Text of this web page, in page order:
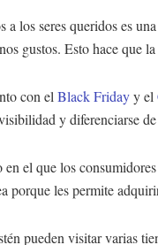
a los seres queridos es
gustos. Esto hace que
con elBlack Fridayy el
y diferenciarse
en el que los
porque les permite
pueden visitar varias